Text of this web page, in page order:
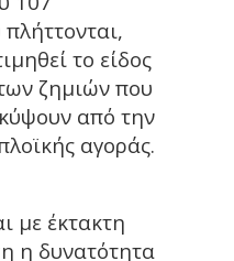
το είδος
ζημιών που
από την
αγοράς.
με έκτακτη
η δυνατότητα